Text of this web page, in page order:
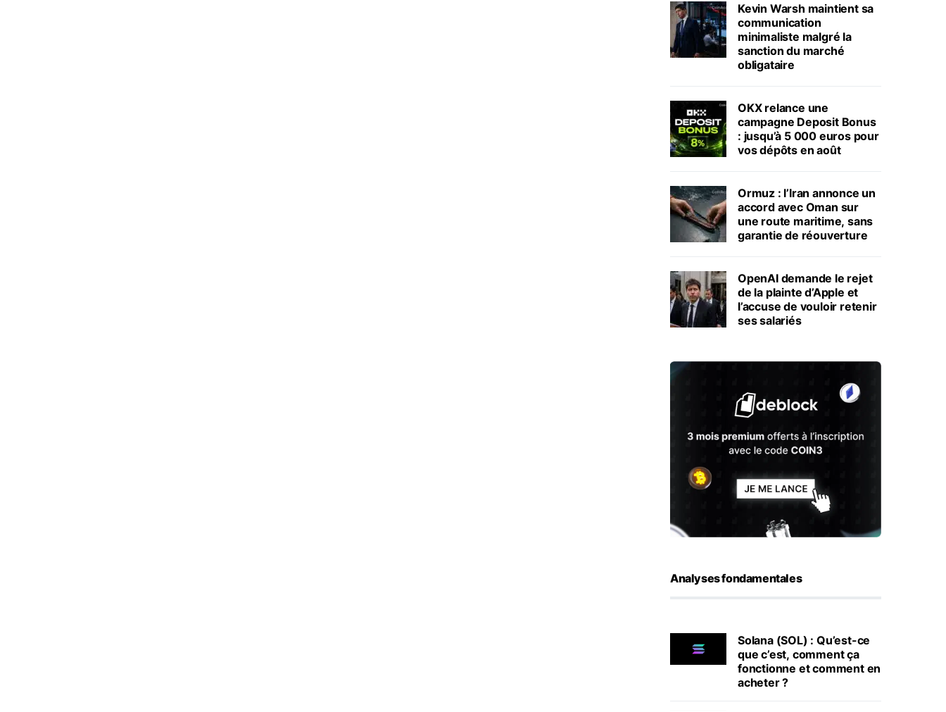
Kevin Warsh maintient sa
communication
minimaliste malgré la
sanction du marché
obligataire
OKX relance une
campagne Deposit Bonus
: jusqu’à 5 000 euros pour
vos dépôts en août
Ormuz : l’Iran annonce un
accord avec Oman sur
une route maritime, sans
garantie de réouverture
OpenAI demande le rejet
de la plainte d’Apple et
l’accuse de vouloir retenir
ses salariés
Analyses fondamentales
Solana (SOL) : Qu’est-ce
que c’est, comment ça
fonctionne et comment en
acheter ?